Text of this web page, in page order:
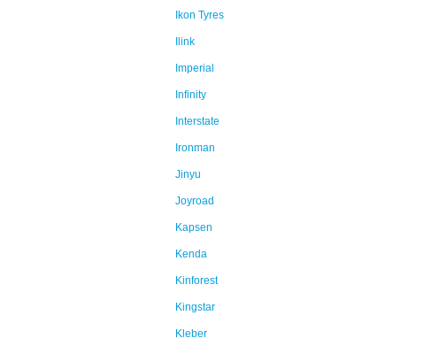
Ikon Tyres
Ilink
Imperial
Infinity
Interstate
Ironman
Jinyu
Joyroad
Kapsen
Kenda
Kinforest
Kingstar
Kleber